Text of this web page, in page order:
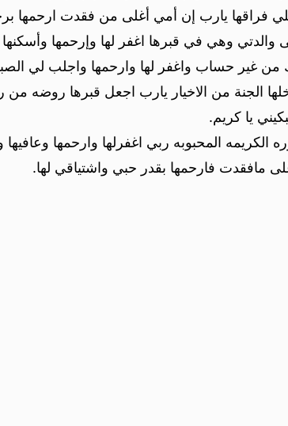
فراقها يارب إن أمي أغلى من فقدت ارحمها
وهي في قبرها اغفر لها وإرحمها وأسكنها
من غير حساب واغفر لها وارحمها واجلب لي
الجنة من الاخيار يارب اجعل قبرها
يا كريم.
الكريمه المحبوبه ربي اغفرلها وارحمها
مافقدت فارحمها بقدر حبي واشتياقي لها.